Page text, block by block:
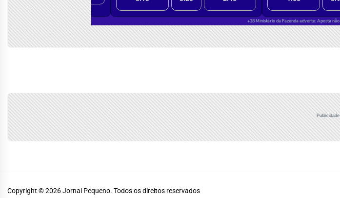
Publicidade
Copyright © 2026Jornal Pequeno. Todos os direitos reservados